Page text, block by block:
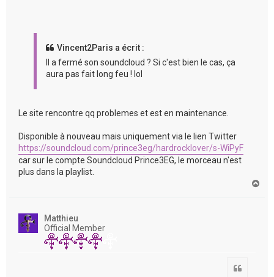
Vincent2Paris a écrit :
Il a fermé son soundcloud ? Si c'est bien le cas, ça
aura pas fait long feu ! lol
Le site rencontre qq problemes et est en maintenance.
Disponible à nouveau mais uniquement via le lien Twitter
https://soundcloud.com/prince3eg/hardrocklover/s-WiPyF
car sur le compte Soundcloud Prince3EG, le morceau n'est
plus dans la playlist.
Matthieu
Official Member